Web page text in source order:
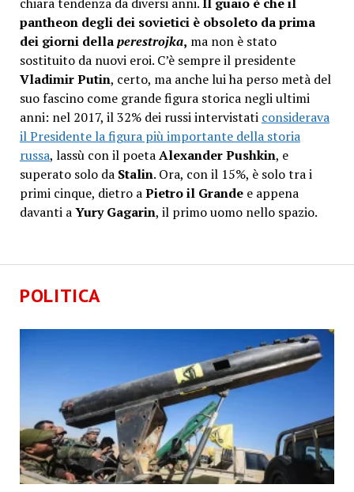
POLITICA
pantheon degli dei sovietici è obsoleto da prima
dei giorni dellaperestrojka, ma non è stato
sostituito da nuovi eroi. C’è sempre il presidente
Vladimir Putin, certo, ma anche lui ha perso metà del
suo fascino come grande figura storica negli ultimi
anni: nel 2017, il 32% dei russi intervistati considerava
il Presidente la figura più importante della storia
russa, lassù con il poetaAlexander Pushkin, e
superato solo da Stalin. Ora, con il 15%, è solo tra i
primi cinque, dietro aPietro il Grandee appena
davanti aYury Gagarin, il primo uomo nello spazio.